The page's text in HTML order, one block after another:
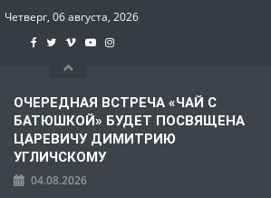
Четверг, 06 августа, 2026
ОЧЕРЕДНАЯ ВСТРЕЧА «ЧАЙ С
БАТЮШКОЙ» БУДЕТ ПОСВЯЩЕНА
ЦАРЕВИЧУ ДИМИТРИЮ
УГЛИЧСКОМУ
04.08.2026